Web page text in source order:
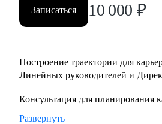
Записаться 10 000 ₽
Построение траектории для
Линейных руководителей и
Консультация для планирования
Развернуть